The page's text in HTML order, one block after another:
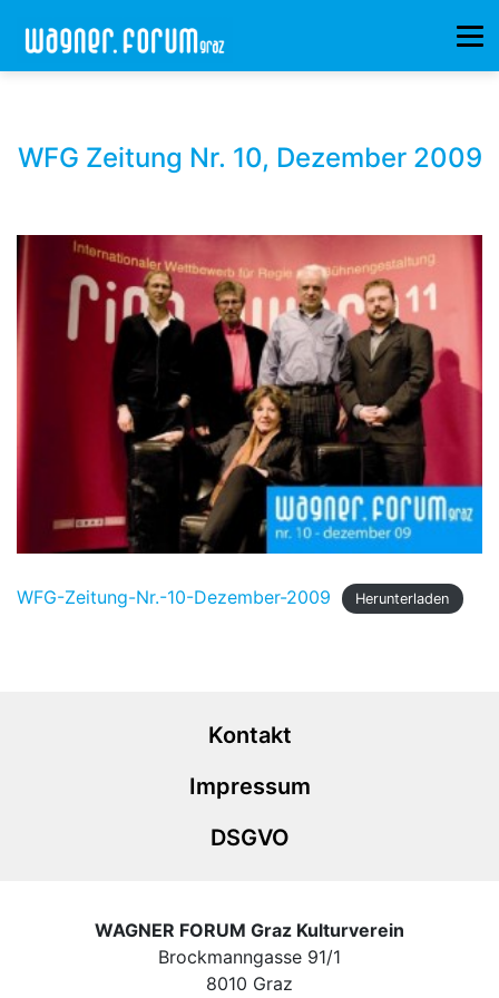
WFG Zeitung Nr. 10, Dezember 2009
WFG-Zeitung-Nr.-10-Dezember-2009 Herunterladen
Kontakt
Impressum
DSGVO
WAGNER FORUM Graz Kulturverein
Brockmanngasse 91/1
8010 Graz